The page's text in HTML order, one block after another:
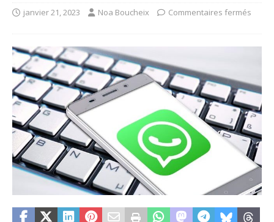
janvier 21, 2023 Noa Boucheix Commentaires fermés